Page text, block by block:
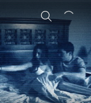
Sök